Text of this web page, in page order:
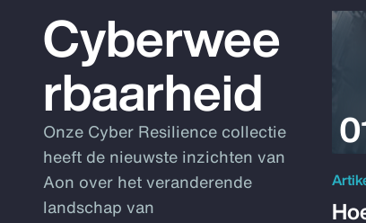
Cyberwee
rbaarheid
Onze Cyber Resilience collectie
heeft de nieuwste inzichten van
Aon over het veranderende
landschap van